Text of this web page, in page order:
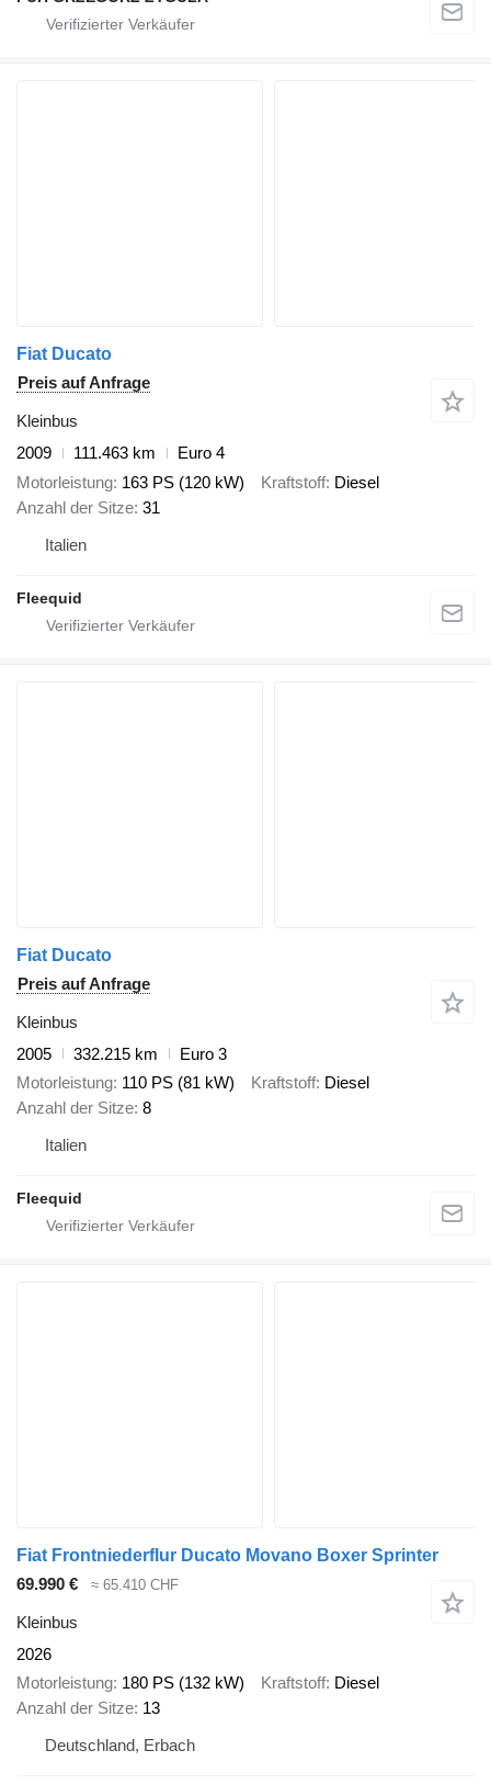
Fiat Ducato
Preis auf Anfrage
Kleinbus
2009
111.463 km
Euro 4
Motorleistung 163 PS (120 kW) Kraftstoff Diesel
Anzahl der Sitze 31
Italien
Fleequid
Fiat Ducato
Preis auf Anfrage
Kleinbus
2005
332.215 km
Euro 3
Motorleistung 110 PS (81 kW) Kraftstoff Diesel
Anzahl der Sitze 8
Italien
Fleequid
Fiat Frontniederflur Ducato Movano Boxer Sprinter
69.990 €
≈ 65.410 CHF
Kleinbus
2026
Motorleistung 180 PS (132 kW) Kraftstoff Diesel
Anzahl der Sitze 13
Deutschland, Erbach